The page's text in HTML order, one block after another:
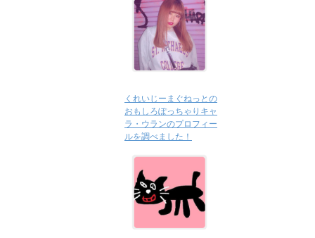
くれいじーまぐねっとの
おもしろぽっちゃりキャ
ラ・ウランのプロフィー
ルを調べました！